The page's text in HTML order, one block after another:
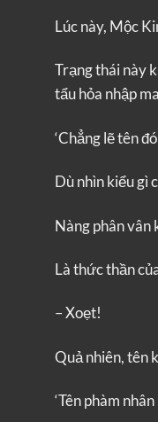
Lúc này, Mộc
Trạng thái này
tẩu hỏa nhập
‘Chẳng lẽ tên
Dù nhìn kiểu gì
Nàng phân vân
Là thức thần
– Xoẹt!
Quả nhiên, tên
‘Tên phàm